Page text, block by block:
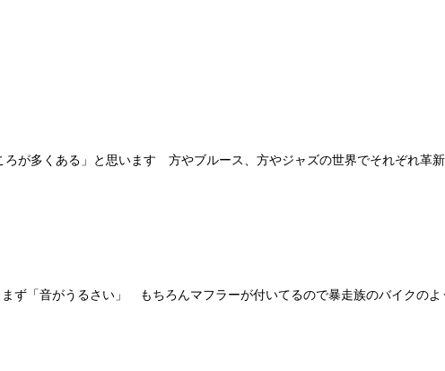
が多くある」と思います 方やブルース、方やジャズの世界でそれぞれ革
ず「音がうるさい」 もちろんマフラーが付いてるので暴走族のバイクのよ